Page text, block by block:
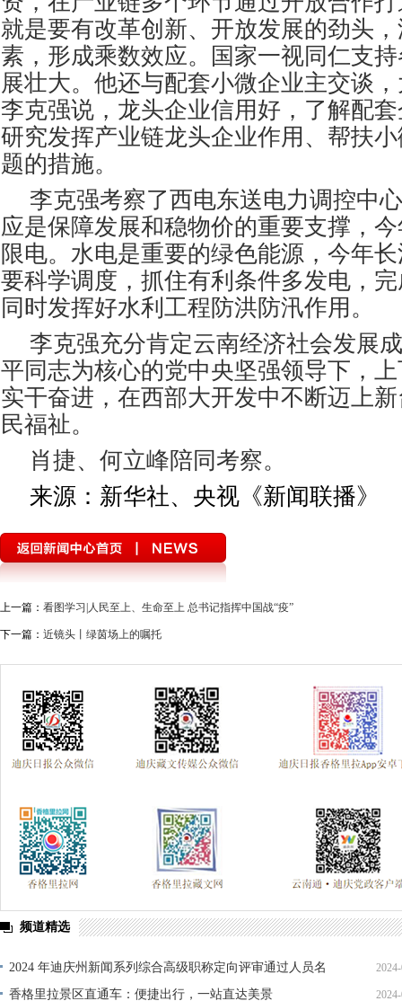
就是要有改革创新、开放发展的劲头
素，形成乘数效应。国家一视同仁支
展壮大。他还与配套小微企业主交谈
李克强说，龙头企业信用好，了解配
研究发挥产业链龙头企业作用、帮扶
题的措施。
李克强考察了西电东送电力调控中
应是保障发展和稳物价的重要支撑，
限电。水电是重要的绿色能源，今年
要科学调度，抓住有利条件多发电，
同时发挥好水利工程防洪防汛作用。
李克强充分肯定云南经济社会发展
平同志为核心的党中央坚强领导下，
实干奋进，在西部大开发中不断迈上
民福祉。
肖捷、何立峰陪同考察。
来源：新华社、央视《新闻联播》
上一篇： 看图学习|人民至上、生命至上 总书记指挥中国战“疫”
下一篇： 近镜头丨绿茵场上的嘱托
频道精选
2024 年迪庆州新闻系列综合高级职称定向评审通过人员名
单公示
香格里拉景区直通车：便捷出行，一站直达美景